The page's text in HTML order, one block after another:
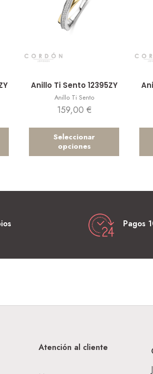
Anillo Ti Sento 12395ZY
Anillo Ti Sento
159,00 €
Seleccionar
opciones
Pagos
Atención al cliente